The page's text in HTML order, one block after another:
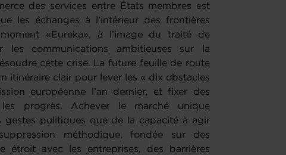
des services entre États membres est
les échanges à l’intérieur des frontières
«Eureka», à l’image du traité de
les communications ambitieuses sur la
cette crise. La future feuille de route
itinéraire clair pour lever les « dix obstacles
européenne l’an dernier, et fixer des
progrès. Achever le marché unique
gestes politiques que de la capacité à agir
méthodique, fondée sur des
étroit avec les entreprises, des barrières